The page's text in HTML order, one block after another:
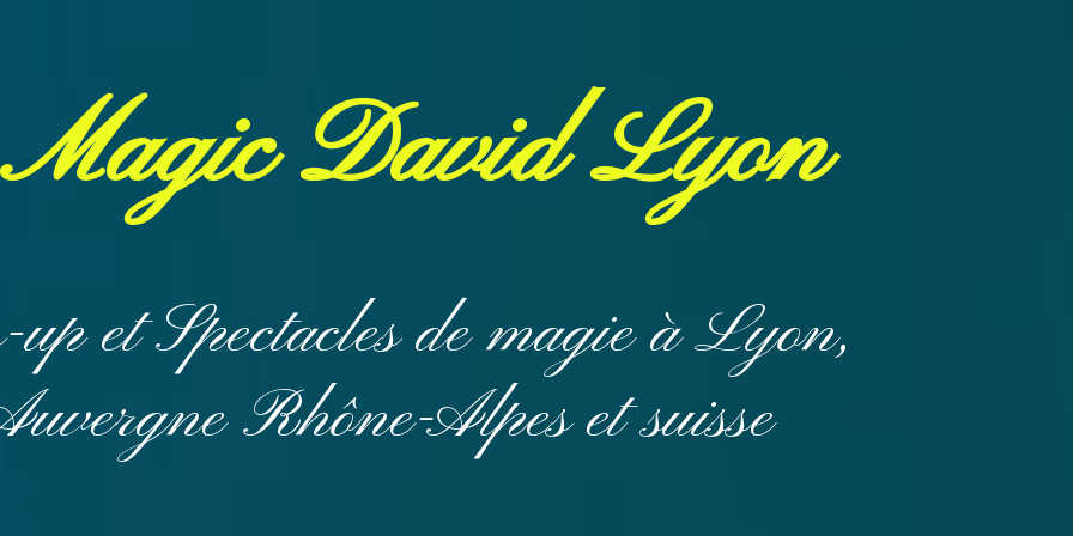
​Magic David Lyon
up etSpectacles de magie à Lyon,
Rhône-Alpes et suisse